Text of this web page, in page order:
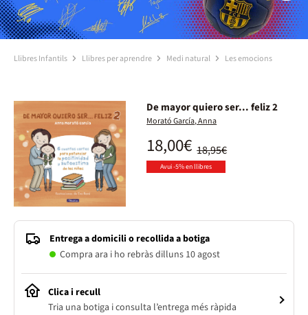
Llibres Infantils Llibres per aprendre Medi natural Les emocions
De mayor quiero ser... feliz 2
Morató García, Anna
18,95€
18,00€
Avui -5% en llibres
Entrega a domicili o recollida a botiga
Compra ara i ho rebràs dilluns 10 agost
Clica i recull
Tria una botiga i consulta l’entrega més ràpida